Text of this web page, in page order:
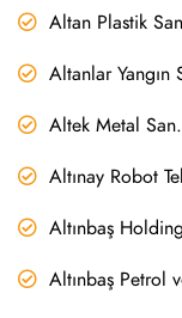
Altan Plastik
Altanlar
Altek Metal
Altınay Robot
Altınbaş
Altınbaş Petrol